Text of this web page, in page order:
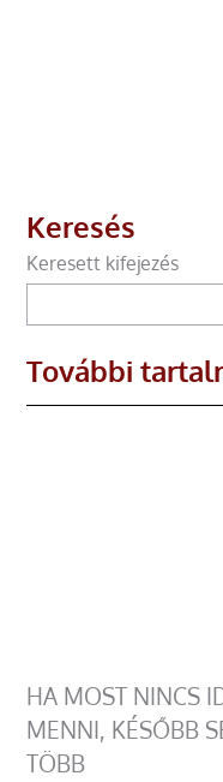
Keresés
Keresett kifejezés
További
HA MOST NINCS
MENNI, KÉSŐBB
TÖBB